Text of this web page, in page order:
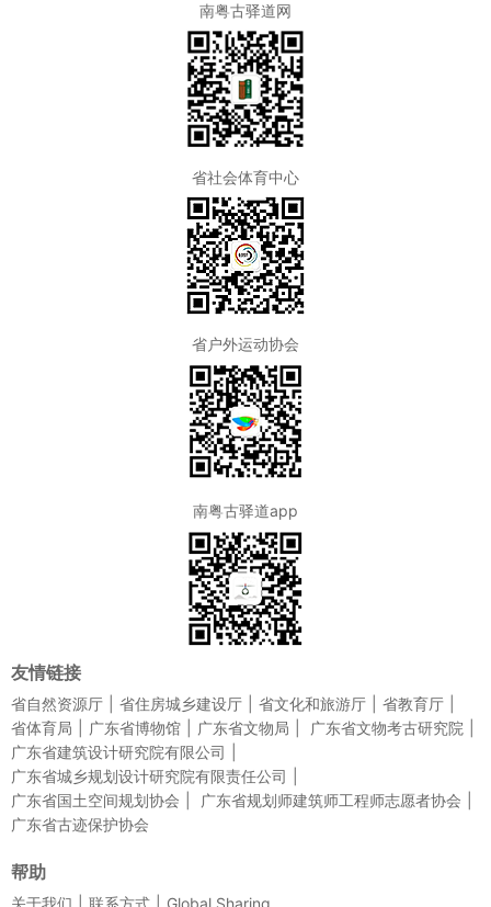
南粤古驿道网
省社会体育中心
省户外运动协会
南粤古驿道app
友情链接
省自然资源厅 省住房城乡建设厅 省文化和旅游厅
省教育厅
省体育局
广东省博物馆 广东省文物局
广东省文物考古研究院
广东省建筑设计研究院有限公司
广东省城乡规划设计研究院有限责任公司
广东省国土空间规划协会
广东省规划师建筑师工程师志愿者协会
广东省古迹保护协会
帮助